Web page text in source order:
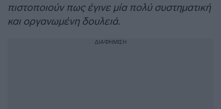
πιστοποιούν πως έγινε μία πολύ συστηματική
και οργανωμένη δουλειά.
ΔΙΑΦΗΜΙΣΗ